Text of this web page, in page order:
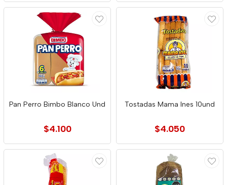
Pan Perro Bimbo Blanco Und
$4.100
Tostadas Mama Ines 10und
$4.050